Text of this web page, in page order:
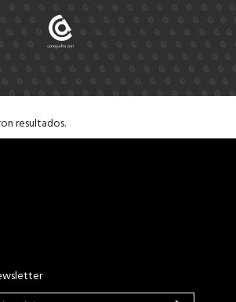
resultados.